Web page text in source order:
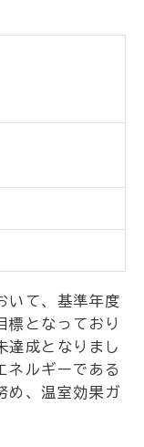
いて、基準年度
標となっており
達成となりまし
ネルギーである
め、温室効果ガ